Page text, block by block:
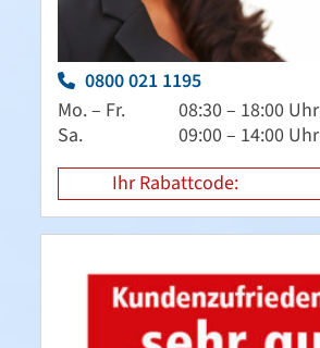
0800 021 1195
Mo. – Fr.
08:30 – 18:00 Uhr
Sa.
09:00 – 14:00 Uhr
Ihr Rabattcode: